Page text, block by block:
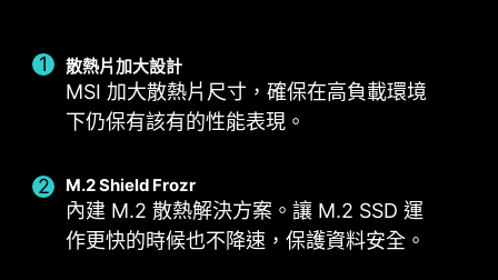
散熱片加大設計
MSI 加大散熱片尺寸，確保在高負載環境
下仍保有該有的性能表現。
M.2 Shield Frozr
內建 M.2 散熱解決方案。讓 M.2 SSD 運
作更快的時候也不降速，保護資料安全。
多情境設定
智能風扇和手動風扇
使用情境